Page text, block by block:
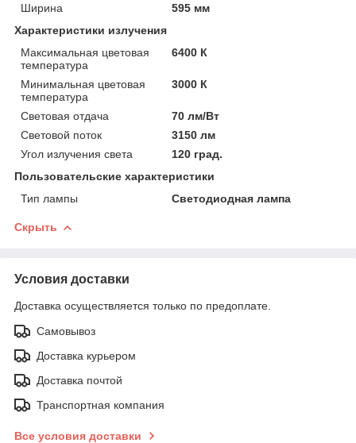
Ширина
595 мм
Характеристики излучения
Максимальная цветовая
температура
6400 К
Минимальная цветовая
температура
3000 К
Световая отдача
70 лм/Вт
Световой поток
3150 лм
Угол излучения света
120 град.
Пользовательские характеристики
Тип лампы
Светодиодная лампа
Скрыть
Условия доставки
Доставка осуществляется только по предоплате.
Самовывоз
Доставка курьером
Доставка почтой
Транспортная компания
Все условия доставки